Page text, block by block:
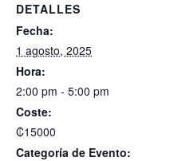
DETALLES
Fecha:
1 agosto, 2025
Hora:
2:00 pm - 5:00 pm
Coste:
₡15000
Categoría de Evento: